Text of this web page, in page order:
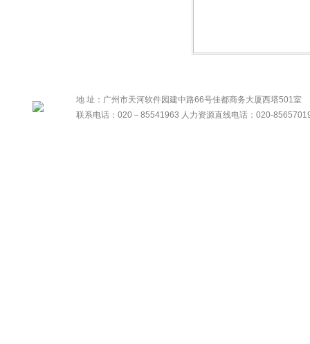
地 址：广州市天河软件园建中路66号佳都商务大厦西塔501室
联系电话：020－85541963 人力资源直线电话：020-